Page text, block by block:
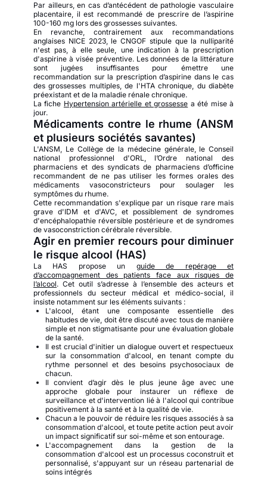
Par ailleurs, en cas d’antécédent de pathologie vasculaire
placentaire, il est recommandé de prescrire de l’aspirine
100-160 mg lors des grossesses suivantes.
En revanche, contrairement aux recommandations
anglaises NICE 2023, le CNGOF stipule que la nulliparité
n'est pas, à elle seule, une indication à la prescription
d'aspirine à visée préventive. Les données de la littérature
sont jugées insuffisantes pour émettre une
recommandation sur la prescription d’aspirine dans le cas
des grossesses multiples, de l'HTA chronique, du diabète
préexistant et de la maladie rénale chronique.
La fiche Hypertension artérielle et grossesse a été mise à
jour.
Médicaments contre le rhume (ANSM
et plusieurs sociétés savantes)
L'ANSM, Le Collège de la médecine générale, le Conseil
national professionnel d'ORL, l’Ordre national des
pharmaciens et des syndicats de pharmaciens d’officine
recommandent de ne pas utiliser les formes orales des
médicaments vasoconstricteurs pour soulager les
symptômes du rhume.
Cette recommandation s'explique par un risque rare mais
grave d'IDM et d'AVC, et possiblement de syndromes
d'encéphalopathie réversible postérieure et de syndromes
de vasoconstriction cérébrale réversible.
Agir en premier recours pour diminuer
le risque alcool (HAS)
La HAS propose un guide de repérage et
d’accompagnement des patients face aux risques de
l’alcool. Cet outil s’adresse à l’ensemble des acteurs et
professionnels du secteur médical et médico-social, il
insiste notamment sur les éléments suivants :
L'alcool, étant une composante essentielle des
habitudes de vie, doit être discuté avec tous de manière
simple et non stigmatisante pour une évaluation globale
de la santé.
Il est crucial d'initier un dialogue ouvert et respectueux
sur la consommation d'alcool, en tenant compte du
rythme personnel et des besoins psychosociaux de
chacun.
Il convient d’agir dès le plus jeune âge avec une
approche globale pour instaurer un réflexe de
surveillance et d'intervention lié à l'alcool qui contribue
positivement à la santé et à la qualité de vie.
Chacun a le pouvoir de réduire les risques associés à sa
consommation d'alcool, et toute petite action peut avoir
un impact significatif sur soi-même et son entourage.
L'accompagnement dans la gestion de la
consommation d'alcool est un processus coconstruit et
personnalisé, s'appuyant sur un réseau partenarial de
soins intégrés